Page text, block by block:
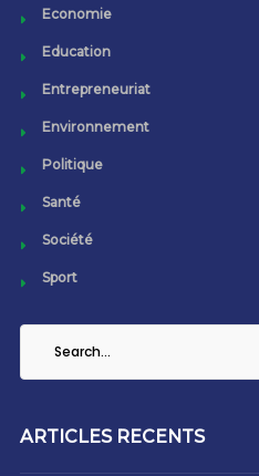
Economie
Education
Entrepreneuriat
Environnement
Politique
Santé
Société
Sport
ARTICLES RECENTS